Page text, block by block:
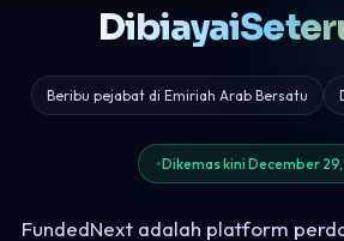
Beribu pejabat di Emiriah Arab Bersatu
Dikemas kini December
FundedNext adalah platform